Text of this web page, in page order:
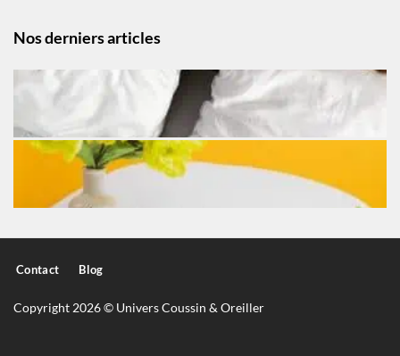
Nos derniers articles
Contact Blog
Copyright 2026 © Univers Coussin & Oreiller